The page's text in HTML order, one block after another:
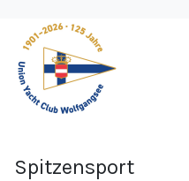
Spitzensport